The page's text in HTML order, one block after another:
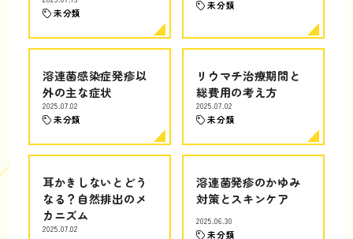
未分類
未分類
溶連菌感染症発疹以
外の主な症状
2025.07.02
未分類
リウマチ治療期間と
総費用の考え方
2025.07.02
未分類
耳かきしないとどう
なる？自然排出のメ
カニズム
2025.07.02
溶連菌発疹のかゆみ
対策とスキンケア
2025.06.30
未分類